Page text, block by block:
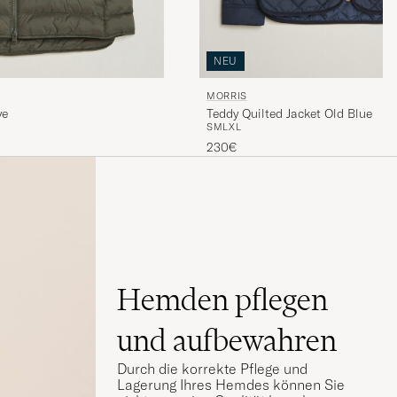
NEU
MORRIS
Teddy Quilted Jacket Old Blue
SMLXL
230€
Hemden pflegen
und aufbewahren
Durch die korrekte Pflege und
Lagerung Ihres Hemdes können Sie